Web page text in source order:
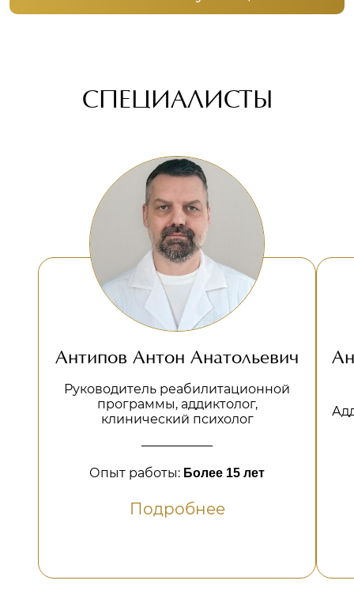
СПЕЦИАЛИСТЫ
Антипов Антон Анатольевич
Руководитель реабилитационной
программы, аддиктолог,
клинический психолог
Опыт работы: Более 15 лет
Подробнее